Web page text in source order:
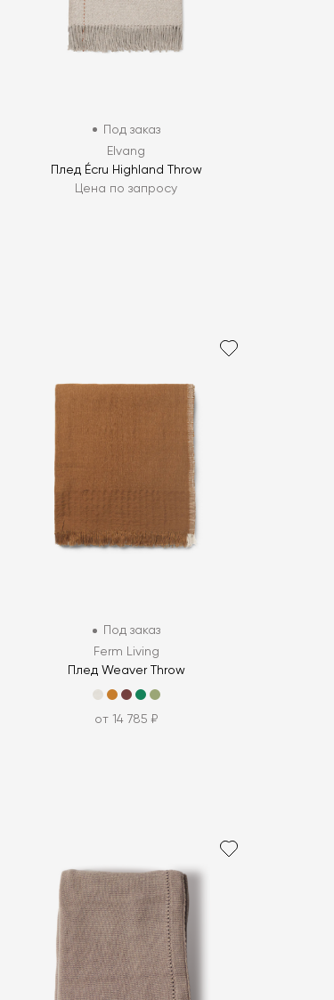
Под заказ
Elvang
Плед Écru Highland Throw
Цена по запросу
Под заказ
Ferm Living
Плед Weaver Throw
от 14 785 ₽